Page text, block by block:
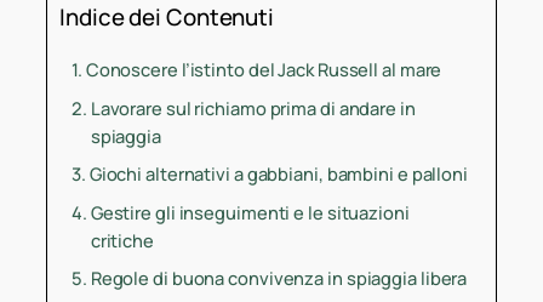
Indice dei Contenuti
Conoscere l’istinto del Jack Russell al mare
Lavorare sul richiamo prima di andare in
spiaggia
Giochi alternativi a gabbiani, bambini e palloni
Gestire gli inseguimenti e le situazioni
critiche
Regole di buona convivenza in spiaggia libera